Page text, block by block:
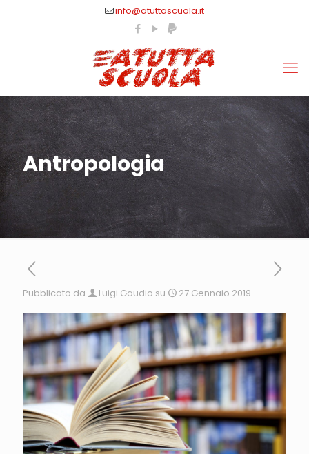
info@atuttascuola.it
Antropologia
Pubblicato da Luigi Gaudio su 27 Gennaio 2019